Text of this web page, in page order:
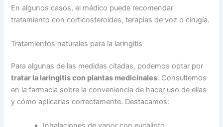
En algunos casos, el médico puede recomendar
tratamiento con corticosteroides, terapias de voz o cirugía.
Tratamientos naturales para la laringitis
Para algunas de las medidas citadas, podemos optar por
tratar la laringitis con plantas medicinales. Consultemos
en la farmacia sobre la conveniencia de hacer uso de ellas
y cómo aplicarlas correctamente. Destacamos: